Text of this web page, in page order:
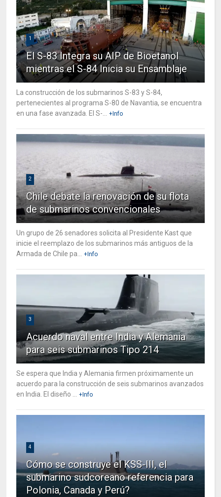
1
El S-83 Integra su AIP de Bioetanol
mientras el S-84 Inicia su Ensamblaje
La construcción de los submarinos S-83 y S-84,
pertenecientes al programa S-80 de Navantia, se encuentra
en una fase avanzada. El S-... +Info
2
Chile debate la renovación de su flota
de submarinos convencionales
Un grupo de 26 senadores solicita al Presidente Kast que
inicie el reemplazo de los submarinos más antiguos de la
Armada de Chile pa... +Info
3
Acuerdo naval entre India y Alemania
para seis submarinos Tipo 214
Se espera que India y Alemania firmen próximamente un
acuerdo para la construcción de seis submarinos avanzados
en India. El diseño ... +Info
4
Cómo se construye el KSS-III, el
submarino sudcoreano referencia para
Polonia, Canada y Perú?